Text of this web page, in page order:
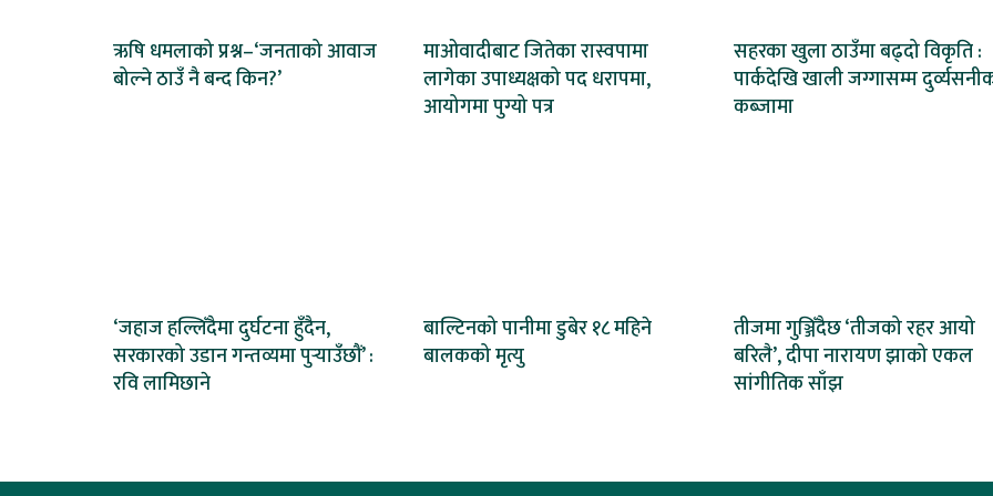
ऋषि धमलाको प्रश्न–‘जनताको आवाज
बोल्ने ठाउँ नै बन्द किन?’
माओवादीबाट जितेका रास्वपामा
लागेका उपाध्यक्षको पद धरापमा,
आयोगमा पुग्यो पत्र
सहरका खुला ठाउँमा बढ्दो विकृति :
पार्कदेखि खाली जग्गासम्म
कब्जामा
‘जहाज हल्लिँदैमा दुर्घटना हुँदैन,
सरकारको उडान गन्तव्यमा पुर्‍याउँछौं’ :
रवि लामिछाने
बाल्टिनको पानीमा डुबेर १८ महिने
बालकको मृत्यु
तीजमा गुञ्जिँदैछ ‘तीजको रहर आयो
बरिलै’, दीपा नारायण झाको एकल
सांगीतिक साँझ